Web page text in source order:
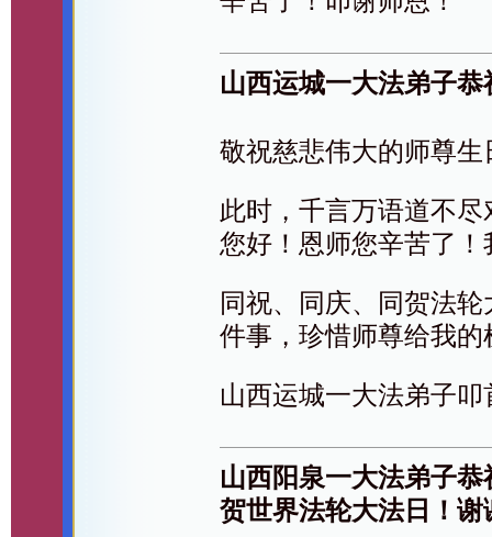
山西运城一大法弟子
敬祝慈悲伟大的师尊
此时，千言万语道不
您好！恩师您辛苦了！
同祝、同庆、同贺法
件事，珍惜师尊给我的
山西运城一大法弟子叩
山西阳泉一大法弟子
贺世界法轮大法日！